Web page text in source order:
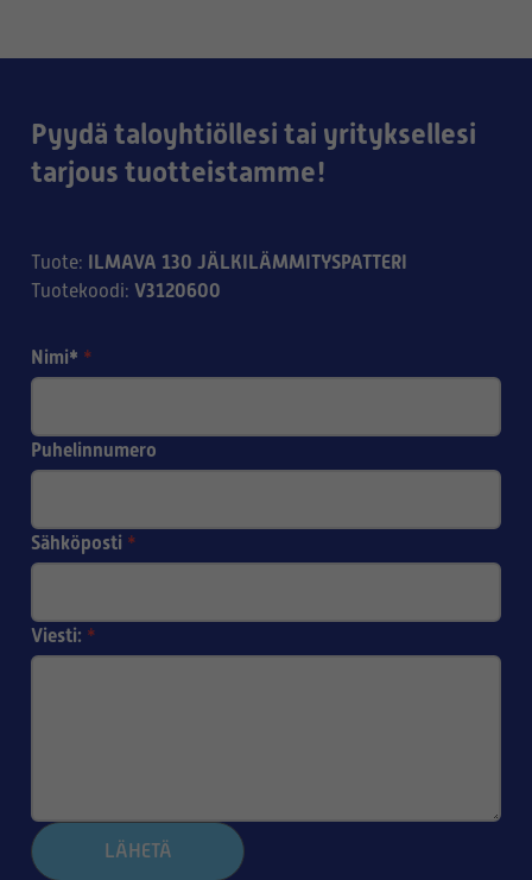
Pyydä taloyhtiöllesi tai yrityksellesi
tarjous tuotteistamme!
Tuote: ILMAVA 130 JÄLKILÄMMITYSPATTERI
Tuotekoodi: V3120600
Nimi* *
Puhelinnumero
Sähköposti *
Viesti: *
LÄHETÄ